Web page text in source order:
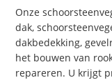
Onze
dak,
dakbedekking,
het bouwen van
repareren. U krijgt